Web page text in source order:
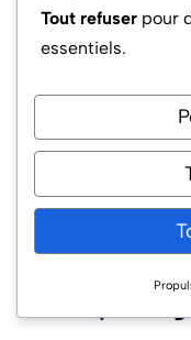
Kann ich
Ja, Zenmap ist
und funktioniert
Ubuntu, CentOS)
Sind alle
Tout refuser pour
essentiels.